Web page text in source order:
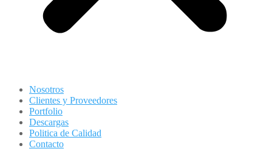
Nosotros
Clientes y Proveedores
Portfolio
Descargas
Politica de Calidad
Contacto